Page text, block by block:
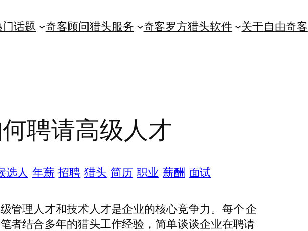
话题 奇客顾问猎头服务 奇客罗方猎头软件 关于自由奇客
聘请高级人才
选人 年薪 招聘 猎头 简历 职业 薪酬 面试
管理人才和技术人才是企业的核心竞争力。每个 企
者结合多年的猎头工作经验，简单谈谈企业在聘请